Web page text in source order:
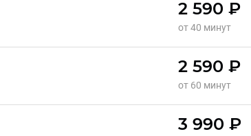
2 590 ₽
от 40 минут
2 590 ₽
от 60 минут
3 990 ₽